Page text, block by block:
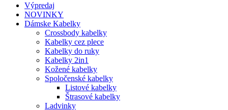
Výpredaj
NOVINKY
Dámske Kabelky
Crossbody kabelky
Kabelky cez plece
Kabelky do ruky
Kabelky 2in1
Kožené kabelky
Spoločenské kabelky
Listové kabelky
Štrasové kabelky
Ladvinky